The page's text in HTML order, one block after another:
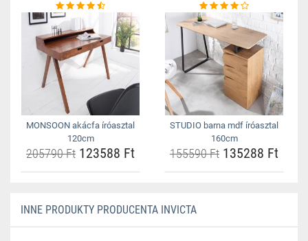
MONSOON akácfa íróasztal
120cm
205790 Ft 123588 Ft
STUDIO barna mdf íróasztal
160cm
155590 Ft 135288 Ft
INNE PRODUKTY PRODUCENTA INVICTA